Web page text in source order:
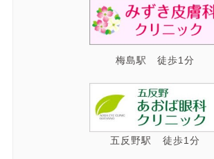
梅島駅 徒歩1分
五反野駅 徒歩1分